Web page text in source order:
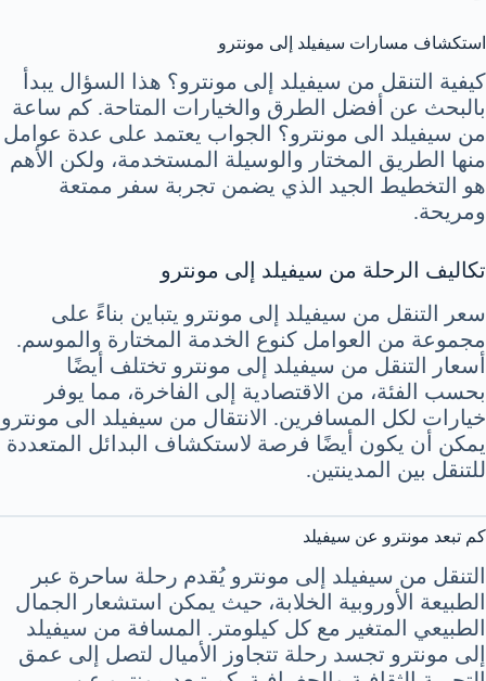
استكشاف مسارات سيفيلد إلى مونترو
كيفية التنقل من سيفيلد إلى مونترو؟ هذا السؤال يبدأ
بالبحث عن أفضل الطرق والخيارات المتاحة. كم ساعة
من سيفيلد الى مونترو؟ الجواب يعتمد على عدة عوامل
منها الطريق المختار والوسيلة المستخدمة، ولكن الأهم
هو التخطيط الجيد الذي يضمن تجربة سفر ممتعة
ومريحة.
تكاليف الرحلة من سيفيلد إلى مونترو
سعر التنقل من سيفيلد إلى مونترو يتباين بناءً على
مجموعة من العوامل كنوع الخدمة المختارة والموسم.
أسعار التنقل من سيفيلد إلى مونترو تختلف أيضًا
بحسب الفئة، من الاقتصادية إلى الفاخرة، مما يوفر
خيارات لكل المسافرين. الانتقال من سيفيلد الى مونترو
يمكن أن يكون أيضًا فرصة لاستكشاف البدائل المتعددة
للتنقل بين المدينتين.
كم تبعد مونترو عن سيفيلد
التنقل من سيفيلد إلى مونترو يُقدم رحلة ساحرة عبر
الطبيعة الأوروبية الخلابة، حيث يمكن استشعار الجمال
الطبيعي المتغير مع كل كيلومتر. المسافة من سيفيلد
إلى مونترو تجسد رحلة تتجاوز الأميال لتصل إلى عمق